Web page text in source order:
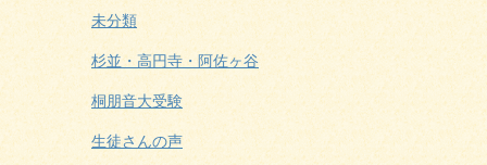
未分類
杉並・高円寺・阿佐ヶ谷
桐朋音大受験
生徒さんの声